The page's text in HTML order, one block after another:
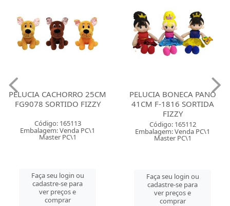
PELUCIA CACHORRO 25CM
FG9078 SORTIDO FIZZY
Código: 165113
Embalagem: Venda PC\1
Master PC\1
Faça seu login ou
cadastre-se para
ver preços e
comprar
PELUCIA BONECA PANO
41CM F-1816 SORTIDA
FIZZY
Código: 165112
Embalagem: Venda PC\1
Master PC\1
Faça seu login ou
cadastre-se para
ver preços e
comprar